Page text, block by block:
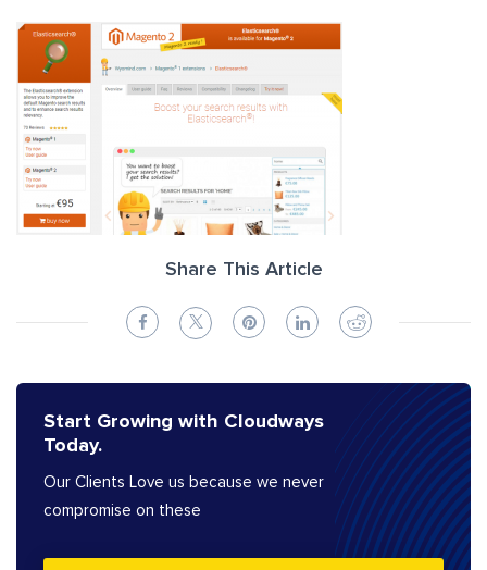
Share This Article
Start Growing with Cloudways
Today.
Our Clients Love us because we never
compromise on these